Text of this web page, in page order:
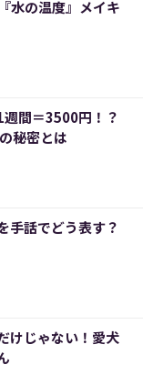
水の温度』メイキ
間＝3500円！？
秘密とは
手話でどう表す？
けじゃない！愛犬